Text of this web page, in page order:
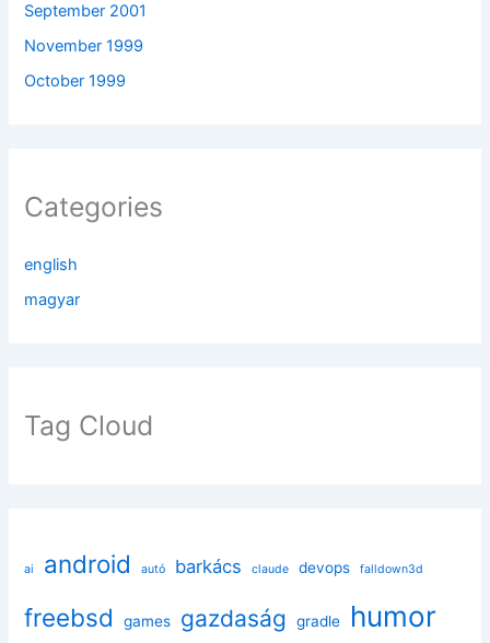
September 2001
November 1999
October 1999
Categories
english
magyar
Tag Cloud
ai android autó barkács claude devops falldown3d
freebsd games gazdaság gradle humor